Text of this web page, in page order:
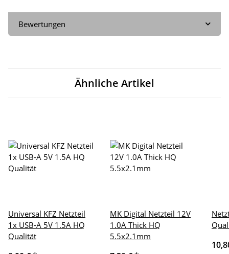
Bewertungen
Ähnliche Artikel
Universal KFZ Netzteil
1x USB-A 5V 1.5A HQ
Qualität
MK Digital Netzteil 12V
1.0A Thick HQ
5.5x2.1mm